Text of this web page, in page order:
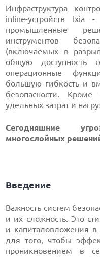
Инфраструктура
inline-устройств Ixia
промышленные
инструментов
(включаемых в
общую доступность
операционные
большую гибкость и
безопасности.
удельных затрат и
Сегодняшние
многослойных
Введение
Важность систем
и их сложность. Это
и капиталовложения
для того, чтобы
проникновением в